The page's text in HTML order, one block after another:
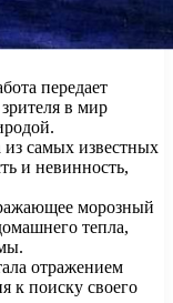
передает
в мир
самых известных
и невинность,
морозный
тепла,
отражением
к поиску своего